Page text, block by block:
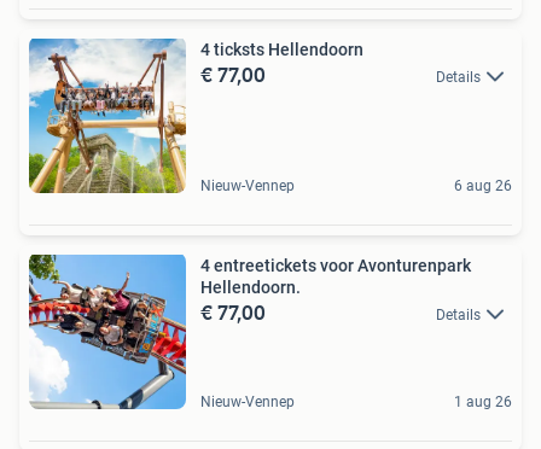
4 ticksts Hellendoorn
€ 77,00 Details
Nieuw-Vennep 6 aug 26
4 entreetickets voor Avonturenpark
Hellendoorn.
€ 77,00 Details
Nieuw-Vennep 1 aug 26